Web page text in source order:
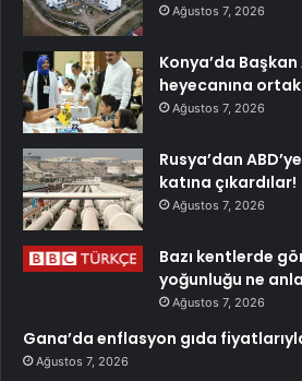
Ağustos 7, 2026
Konya’da
heyecanına
Ağustos 7, 2026
Rusya’dan
katına çıkardılar!
Ağustos 7, 2026
Bazı kentlerde
yoğunluğu ne
Ağustos 7, 2026
Gana’da enflasyon gıda
Ağustos 7, 2026